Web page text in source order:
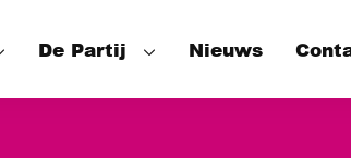
De Partij Nieuws